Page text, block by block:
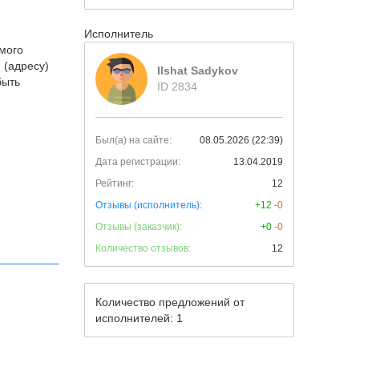
(адресу)
Исполнитель
Ilshat Sadykov
ID 2834
Был(а) на сайте:
08.05.2026 (22:39)
Дата регистрации:
13.04.2019
Рейтинг:
12
Отзывы (исполнитель):
+12 -0
Отзывы (заказчик):
+0 -0
Количество отзывов:
12
Количество предложений от
исполнителей: 1